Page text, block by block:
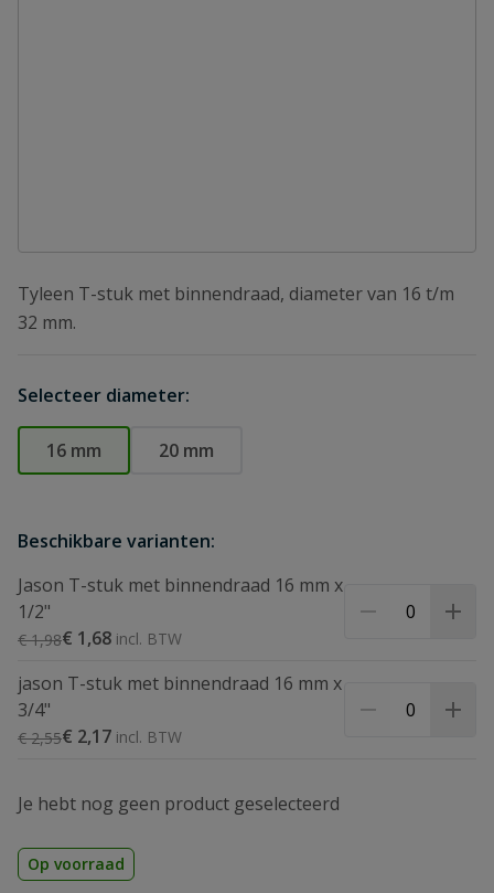
Tyleen T-stuk met binnendraad, diameter van 16 t/m
32 mm.
Selecteer diameter:
16 mm 20 mm
Beschikbare varianten:
Jason T-stuk met binnendraad 16 mm x
1/2"
Speciale prijs
€ 1,68
Normale prijs
€ 1,98
jason T-stuk met binnendraad 16 mm x
3/4"
Speciale prijs
€ 2,17
Normale prijs
€ 2,55
Je hebt nog geen product geselecteerd
Op voorraad